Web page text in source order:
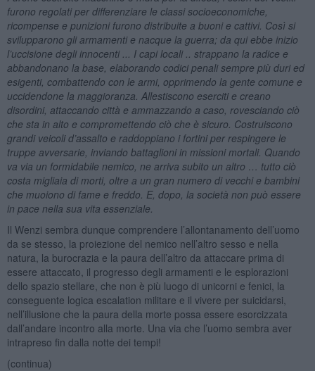
furono regolati per differenziare le classi socioeconomiche,
ricompense e punizioni furono distribuite a buoni e cattivi. Così si
svilupparono gli armamenti e nacque la guerra; da qui ebbe inizio
l’uccisione degli innocenti ... I capi locali .. strappano la radice e
abbandonano la base, elaborando codici penali sempre più duri ed
esigenti, combattendo con le armi, opprimendo la gente comune e
uccidendone la maggioranza. Allestiscono eserciti e creano
disordini, attaccando città e ammazzando a caso, rovesciando ciò
che sta in alto e compromettendo ciò che è sicuro. Costruiscono
grandi veicoli d’assalto e raddoppiano i fortini per respingere le
truppe avversarie, inviando battaglioni in missioni mortali. Quando
va via un formidabile nemico, ne arriva subito un altro … tutto ciò
costa migliaia di morti, oltre a un gran numero di vecchi e bambini
che muoiono di fame e freddo. E, dopo, la società non può essere
in pace nella sua vita essenziale.
Il Wenzi sembra dunque comprendere l’allontanamento dell’uomo
da se stesso, la proiezione del nemico nell’altro sesso e nella
natura, la burocrazia e la paura dell’altro da attaccare prima di
essere attaccato, il progresso degli armamenti e le esplorazioni
dello spazio stellare, che non è più luogo di unicorni e fenici, la
conseguente logica escalation militare e il vivere per suicidarsi,
nell’illusione che la paura della morte possa essere esorcizzata
dall’andare incontro alla morte. Una via che l’uomo sembra aver
intrapreso fin dalla notte dei tempi!
(continua)